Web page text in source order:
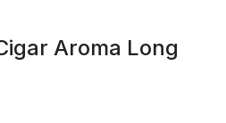
Aroma Long